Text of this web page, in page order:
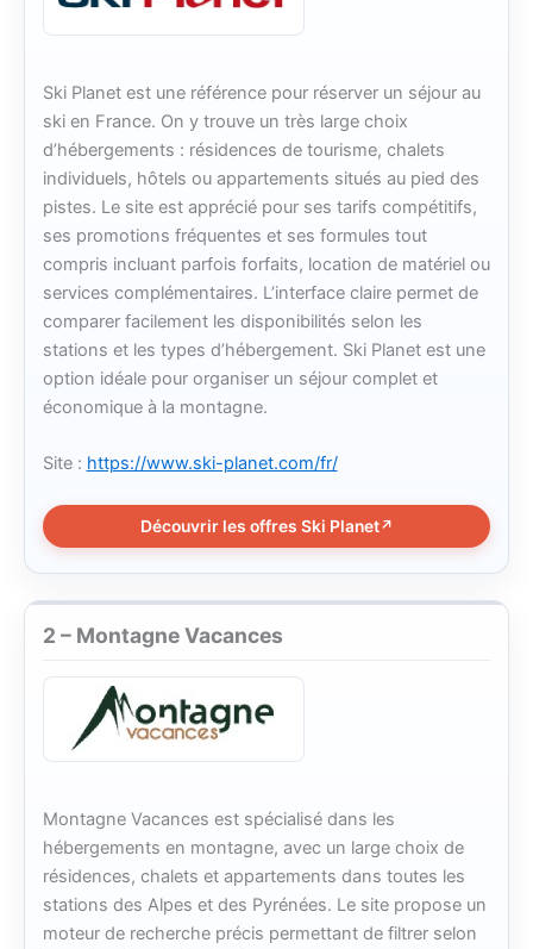
Ski Planet est une référence pour réserver un séjour au
ski en France. On y trouve un très large choix
d’hébergements : résidences de tourisme, chalets
individuels, hôtels ou appartements situés au pied des
pistes. Le site est apprécié pour ses tarifs compétitifs,
ses promotions fréquentes et ses formules tout
compris incluant parfois forfaits, location de matériel ou
services complémentaires. L’interface claire permet de
comparer facilement les disponibilités selon les
stations et les types d’hébergement. Ski Planet est une
option idéale pour organiser un séjour complet et
économique à la montagne.
Site : https://www.ski-planet.com/fr/
Découvrir les offres Ski Planet
2 – Montagne Vacances
Montagne Vacances est spécialisé dans les
hébergements en montagne, avec un large choix de
résidences, chalets et appartements dans toutes les
stations des Alpes et des Pyrénées. Le site propose un
moteur de recherche précis permettant de filtrer selon